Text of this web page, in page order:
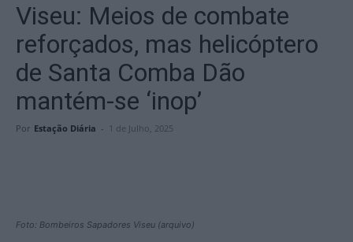
Viseu: Meios de combate
reforçados, mas helicóptero
de Santa Comba Dão
mantém-se ‘inop’
Por Estação Diária - 1 de Julho, 2025
Foto: Bombeiros Sapadores Viseu (arquivo)